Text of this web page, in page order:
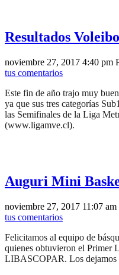
Resultados
noviembre 27, 2017 4:40 pm
tus comentarios
Este fin de año trajo muy
ya que sus tres categorías
las Semifinales de la Liga
(www.ligamve.cl).
Auguri Mini
noviembre 27, 2017 11:07 am
tus comentarios
Felicitamos al equipo de
quienes obtuvieron el Primer
LIBASCOPAR. Los dejamos